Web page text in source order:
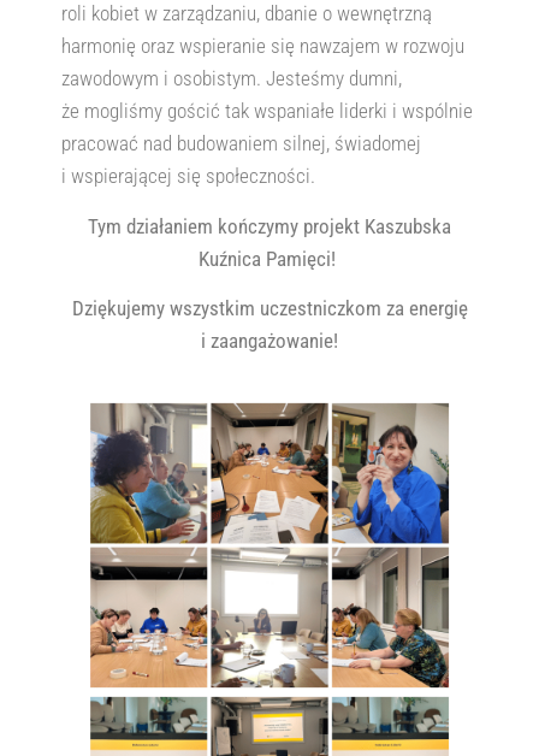
roli kobiet w zarządzaniu, dbanie o wewnętrzną
harmonię oraz wspieranie się nawzajem w rozwoju
zawodowym i osobistym. Jesteśmy dumni,
że mogliśmy gościć tak wspaniałe liderki i wspólnie
pracować nad budowaniem silnej, świadomej
i wspierającej się społeczności.
Tym działaniem kończymy projekt Kaszubska
Kuźnica Pamięci!
Dziękujemy wszystkim uczestniczkom za energię
i zaangażowanie!